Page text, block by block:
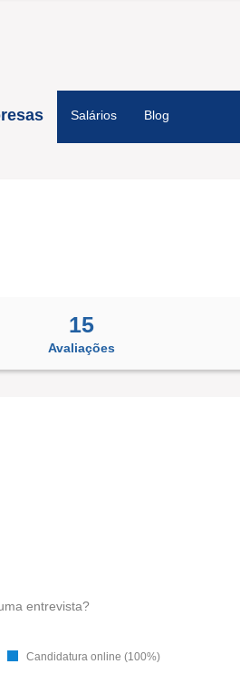
Salários Blog
15
Avaliações
entrevista?
Candidatura online (100%)